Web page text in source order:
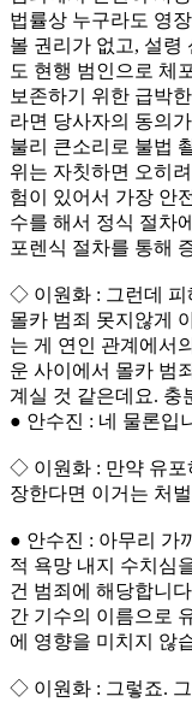
법률상 누구라도 영
볼 권리가 없고, 설령
도 현행 범인으로 체
보존하기 위한 급박
라면 당사자의 동의
불리 큰소리로 불법
위는 자칫하면 오히
험이 있어서 가장 안
수를 해서 정식 절차
포렌식 절차를 통해
◇ 이원화 : 그런데 피
몰카 범죄 못지않게
는 게 연인 관계에서
운 사이에서 몰카 범
계실 것 같은데요. 충
● 안수진 : 네 물론입
◇ 이원화 : 만약 유포
장한다면 이거는 처
● 안수진 : 아무리 가
적 욕망 내지 수치심
건 범죄에 해당합니
간 기수의 이름으로
에 영향을 미치지 않
◇ 이원화 : 그렇죠.